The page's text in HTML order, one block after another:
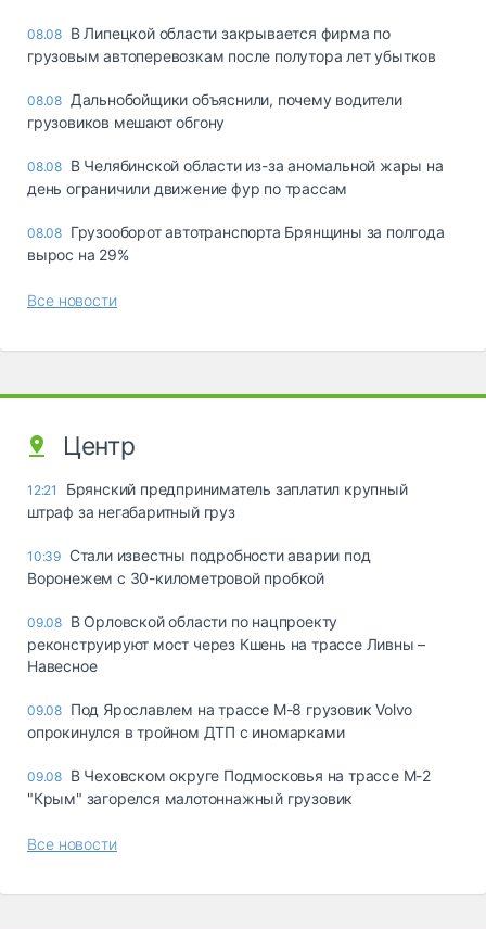
08.08 В Липецкой области закрывается фирма по
грузовым автоперевозкам после полутора лет убытков
08.08 Дальнобойщики объяснили, почему водители
грузовиков мешают обгону
08.08 В Челябинской области из-за аномальной жары на
день ограничили движение фур по трассам
08.08 Грузооборот автотранспорта Брянщины за полгода
вырос на 29%
Все новости
Центр
12:21
Брянский предприниматель заплатил крупный
штраф за негабаритный груз
10:39 Стали известны подробности аварии под
Воронежем с 30-километровой пробкой
09.08 В Орловской области по нацпроекту
реконструируют мост через Кшень на трассе Ливны –
Навесное
09.08 Под Ярославлем на трассе М-8 грузовик Volvo
опрокинулся в тройном ДТП с иномарками
09.08 В Чеховском округе Подмосковья на трассе М-2
"Крым" загорелся малотоннажный грузовик
Все новости